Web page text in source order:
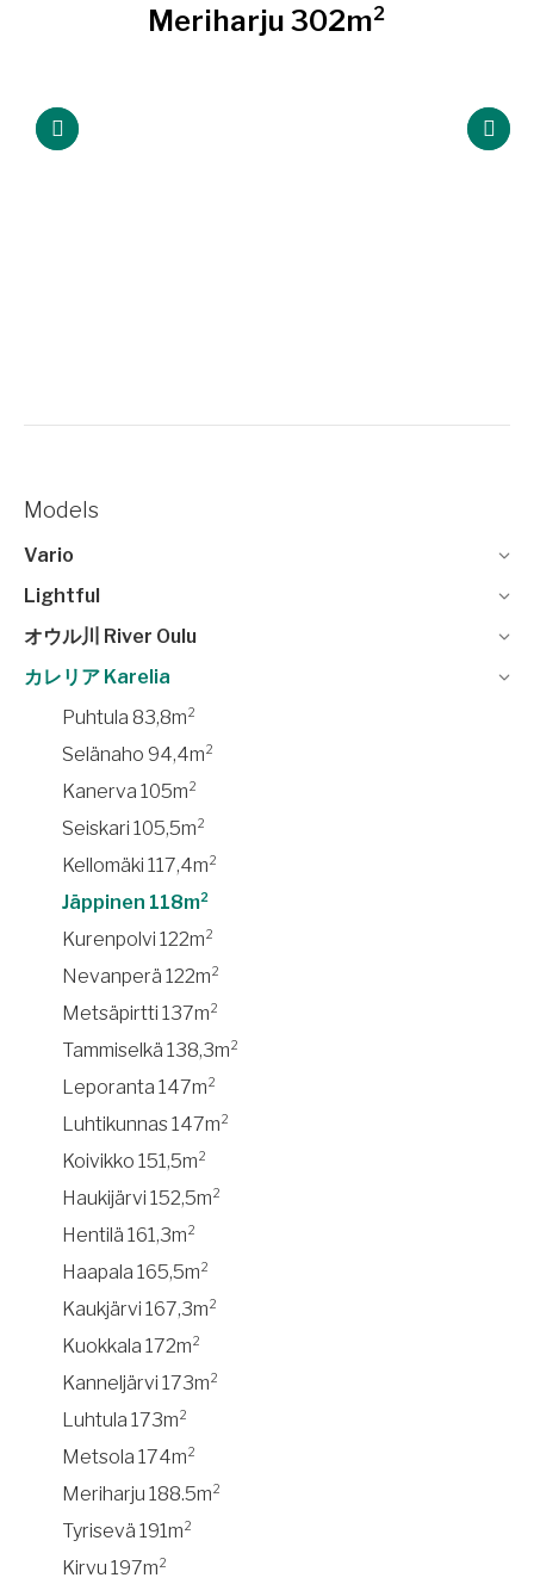
Meriharju 302m²
Models
Vario
Lightful
オウル川 River Oulu
カレリア Karelia
Puhtula 83,8m²
Selänaho 94,4m²
Kanerva 105m²
Seiskari 105,5m²
Kellomäki 117,4m²
Jäppinen 118m²
Kurenpolvi 122m²
Nevanperä 122m²
Metsäpirtti 137m²
Tammiselkä 138,3m²
Leporanta 147m²
Luhtikunnas 147m²
Koivikko 151,5m²
Haukijärvi 152,5m²
Hentilä 161,3m²
Haapala 165,5m²
Kaukjärvi 167,3m²
Kuokkala 172m²
Kanneljärvi 173m²
Luhtula 173m²
Metsola 174m²
Meriharju 188.5m²
Tyrisevä 191m²
Kirvu 197m²